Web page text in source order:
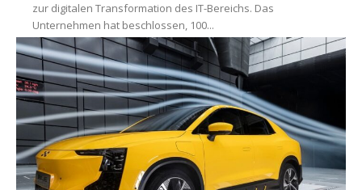
zur digitalen Transformation des IT-Bereichs. Das
Unternehmen hat beschlossen, 100...